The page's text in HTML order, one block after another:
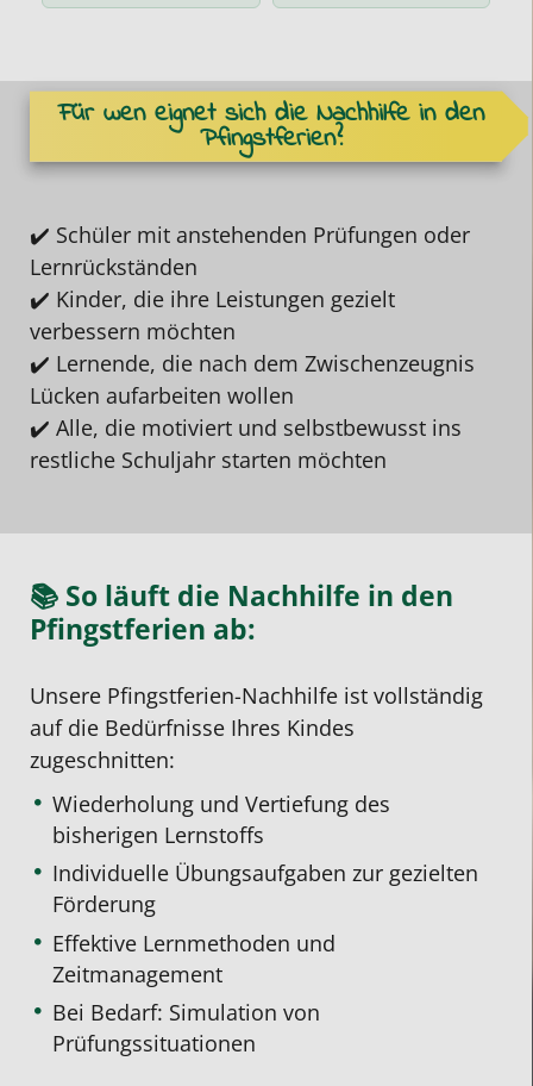
Für wen eignet sich die Nachhilfe in den
Pfingstferien?
✔️ Schüler mit anstehenden Prüfungen oder
Lernrückständen
✔️ Kinder, die ihre Leistungen gezielt
verbessern möchten
✔️ Lernende, die nach dem Zwischenzeugnis
Lücken aufarbeiten wollen
✔️ Alle, die motiviert und selbstbewusst ins
restliche Schuljahr starten möchten
📚 So läuft die Nachhilfe in den
Pfingstferien ab:
Unsere Pfingstferien-Nachhilfe ist vollständig
auf die Bedürfnisse Ihres Kindes
zugeschnitten:
Wiederholung und Vertiefung des
bisherigen Lernstoffs
Individuelle Übungsaufgaben zur gezielten
Förderung
Effektive Lernmethoden und
Zeitmanagement
Bei Bedarf: Simulation von
Prüfungssituationen